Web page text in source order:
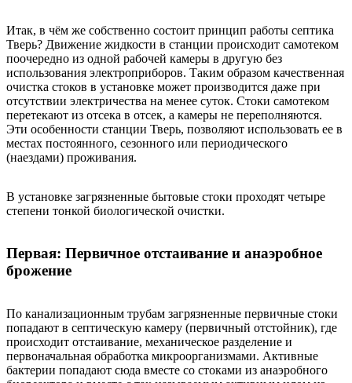
Итак, в чём же собственно состоит принцип работы септика
Тверь? Движение жидкости в станции происходит самотеком
поочередно из одной рабочей камеры в другую без
использования электроприборов. Таким образом качественная
очистка стоков в установке может производится даже при
отсутствии электричества на менее суток. Стоки самотеком
перетекают из отсека в отсек, а камеры не переполняются.
Эти особенности станции Тверь, позволяют использовать ее в
местах постоянного, сезонного или периодического
(наездами) проживания.
В установке загрязненные бытовые стоки проходят четыре
степени тонкой биологической очистки.
Первая: Первичное отстаивание и анаэробное
брожение
По канализационным трубам загрязненные первичные стоки
попадают в септическую камеру (первичный отстойник), где
происходит отстаивание, механическое разделение и
первоначальная обработка микроорганизмами. Активные
бактерии попадают сюда вместе со стоками из анаэробного